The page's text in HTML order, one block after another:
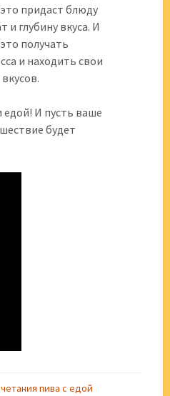
придаст блюду
глубину вкуса. И
получать
и находить свои
И пусть ваше
будет
пива с едой